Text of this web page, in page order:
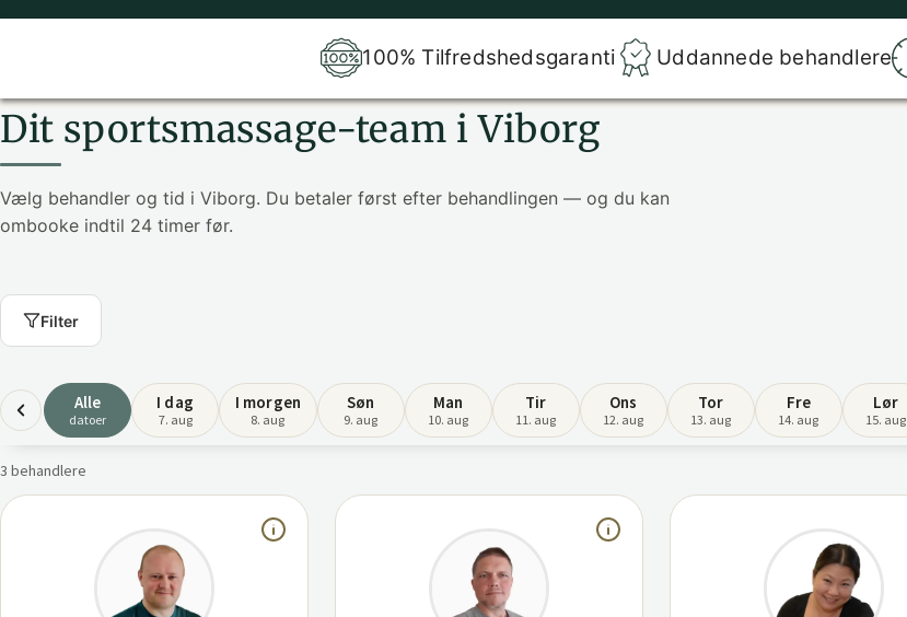
100% Tilfredshedsgaranti Uddannede behandlere
Dit sportsmassage-team i Viborg
Vælg behandler og tid i Viborg. Du betaler først efter behandlingen — og du kan
ombooke indtil 24 timer før.
Filter
Alle
datoer
I dag
7. aug
I morgen
8. aug
Søn
9. aug
Man
10. aug
Tir
11. aug
Ons
12. aug
Tor
13. aug
Fre
14. aug
Lør
15. aug
3 behandlere